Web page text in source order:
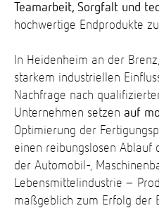
Teamarbeit, Sorgfalt und
hochwertige Endprodukte
In Heidenheim an der
starkem industriellen
Nachfrage nach
Unternehmen setzen auf
Optimierung der
einen reibungslosen Ablauf
der Automobil-,
Lebensmittelindustrie –
maßgeblich zum Erfolg der